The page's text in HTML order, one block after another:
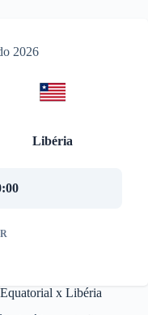
2026
Libéria
x Libéria